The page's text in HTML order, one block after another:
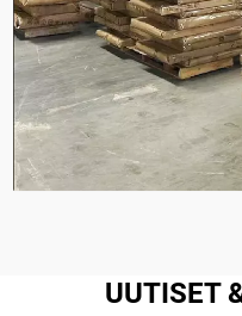
UUTISET